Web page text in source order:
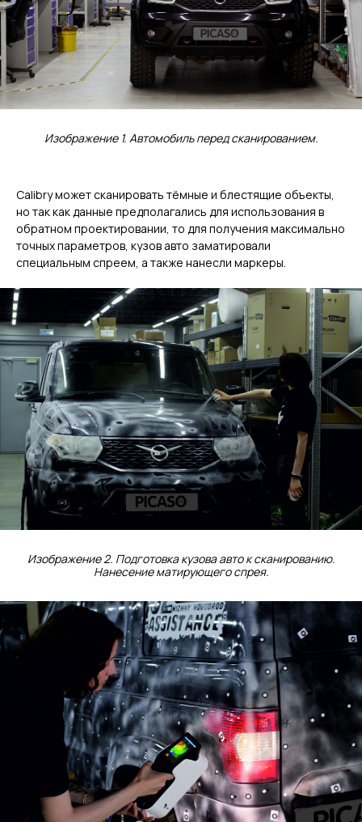
Изображение 1. Автомобиль перед сканированием.
Calibry может сканировать тёмные и блестящие объекты,
но так как данные предполагались для использования в
обратном проектировании, то для получения максимально
точных параметров, кузов авто заматировали
специальным спреем, а также нанесли маркеры.
Изображение 2. Подготовка кузова авто к сканированию.
Нанесение матирующего спрея.